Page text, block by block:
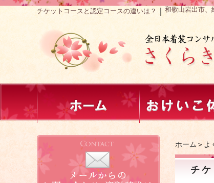
チケットコースと認定コースの違いは？ 和歌山岩出市、
ホーム ＞ よ
チ